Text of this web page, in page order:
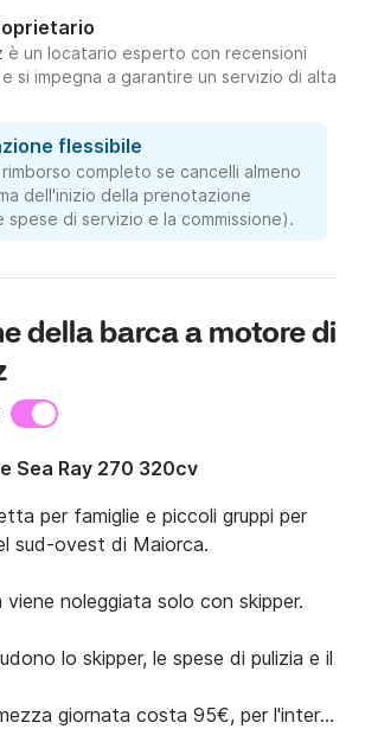
è un locatario esperto con recensioni
si impegna a garantire un servizio di alta
flessibile
completo se cancelli almeno
dell'inizio della prenotazione
spese di servizio e la commissione).
della barca a motore di
Sea Ray 270 320cv
per famiglie e piccoli gruppi per
sud-ovest di Maiorca.
noleggiata solo con skipper.
lo skipper, le spese di pulizia e il
giornata costa 95€, per l'intera